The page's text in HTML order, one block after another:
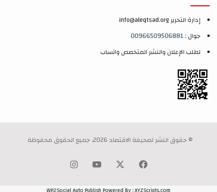
إدارة التحرير info@aleqtsad.org
جوال :00966509506881
لطلب الإعلان والنشر المتخصص واتساب
© حقوق النشر لصحيفة الاقتصاد 2026، جميع الحقوق محفوظة
فيسبوك ‫YouTube